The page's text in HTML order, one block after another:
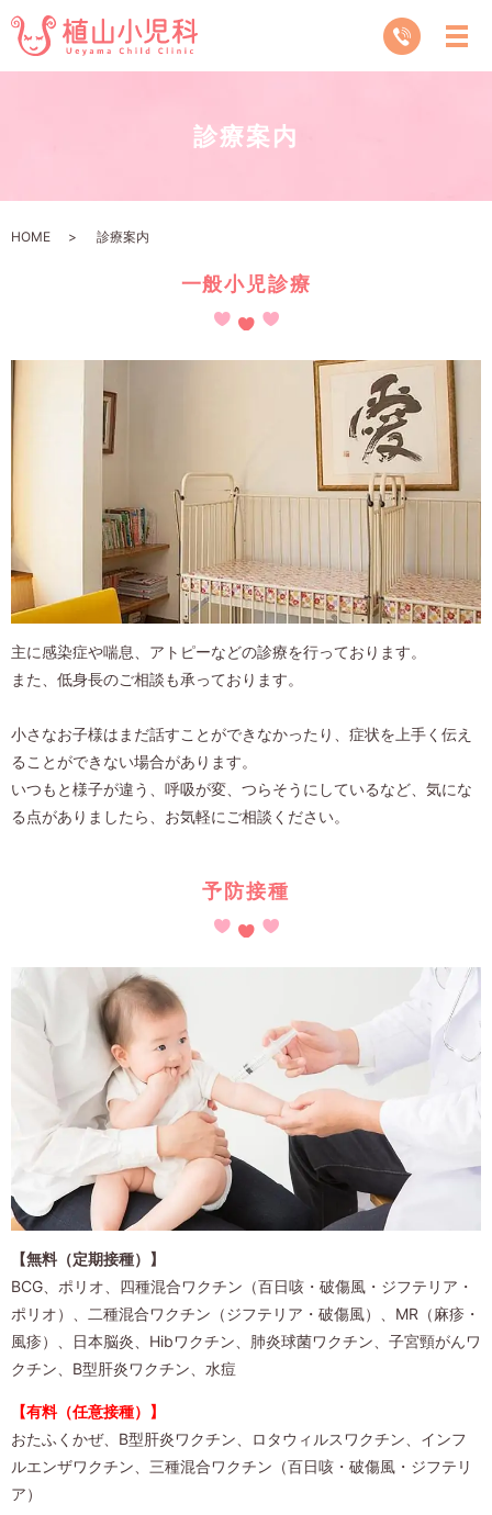
診療案内
HOME 診療案内
一般小児診療
主に感染症や喘息、アトピーなどの診療を行っております。
また、低身長のご相談も承っております。
小さなお子様はまだ話すことができなかったり、症状を上手く伝え
ることができない場合があります。
いつもと様子が違う、呼吸が変、つらそうにしているなど、気にな
る点がありましたら、お気軽にご相談ください。
予防接種
【無料（定期接種）】
BCG、ポリオ、四種混合ワクチン（百日咳・破傷風・ジフテリア・
ポリオ）、二種混合ワクチン（ジフテリア・破傷風）、MR（麻疹・
風疹）、日本脳炎、Hibワクチン、肺炎球菌ワクチン、子宮頸がんワ
クチン、B型肝炎ワクチン、水痘
【有料（任意接種）】
おたふくかぜ、B型肝炎ワクチン、ロタウィルスワクチン、インフ
ルエンザワクチン、三種混合ワクチン（百日咳・破傷風・ジフテリ
ア）